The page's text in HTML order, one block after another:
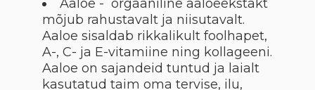
Aaloe - orgaaniline aaloeekstakt
mõjub rahustavalt ja niisutavalt.
Aaloe sisaldab rikkalikult foolhapet,
A-, C- ja E-vitamiine ning kollageeni.
Aaloe on sajandeid tuntud ja laialt
kasutatud taim oma tervise, ilu,